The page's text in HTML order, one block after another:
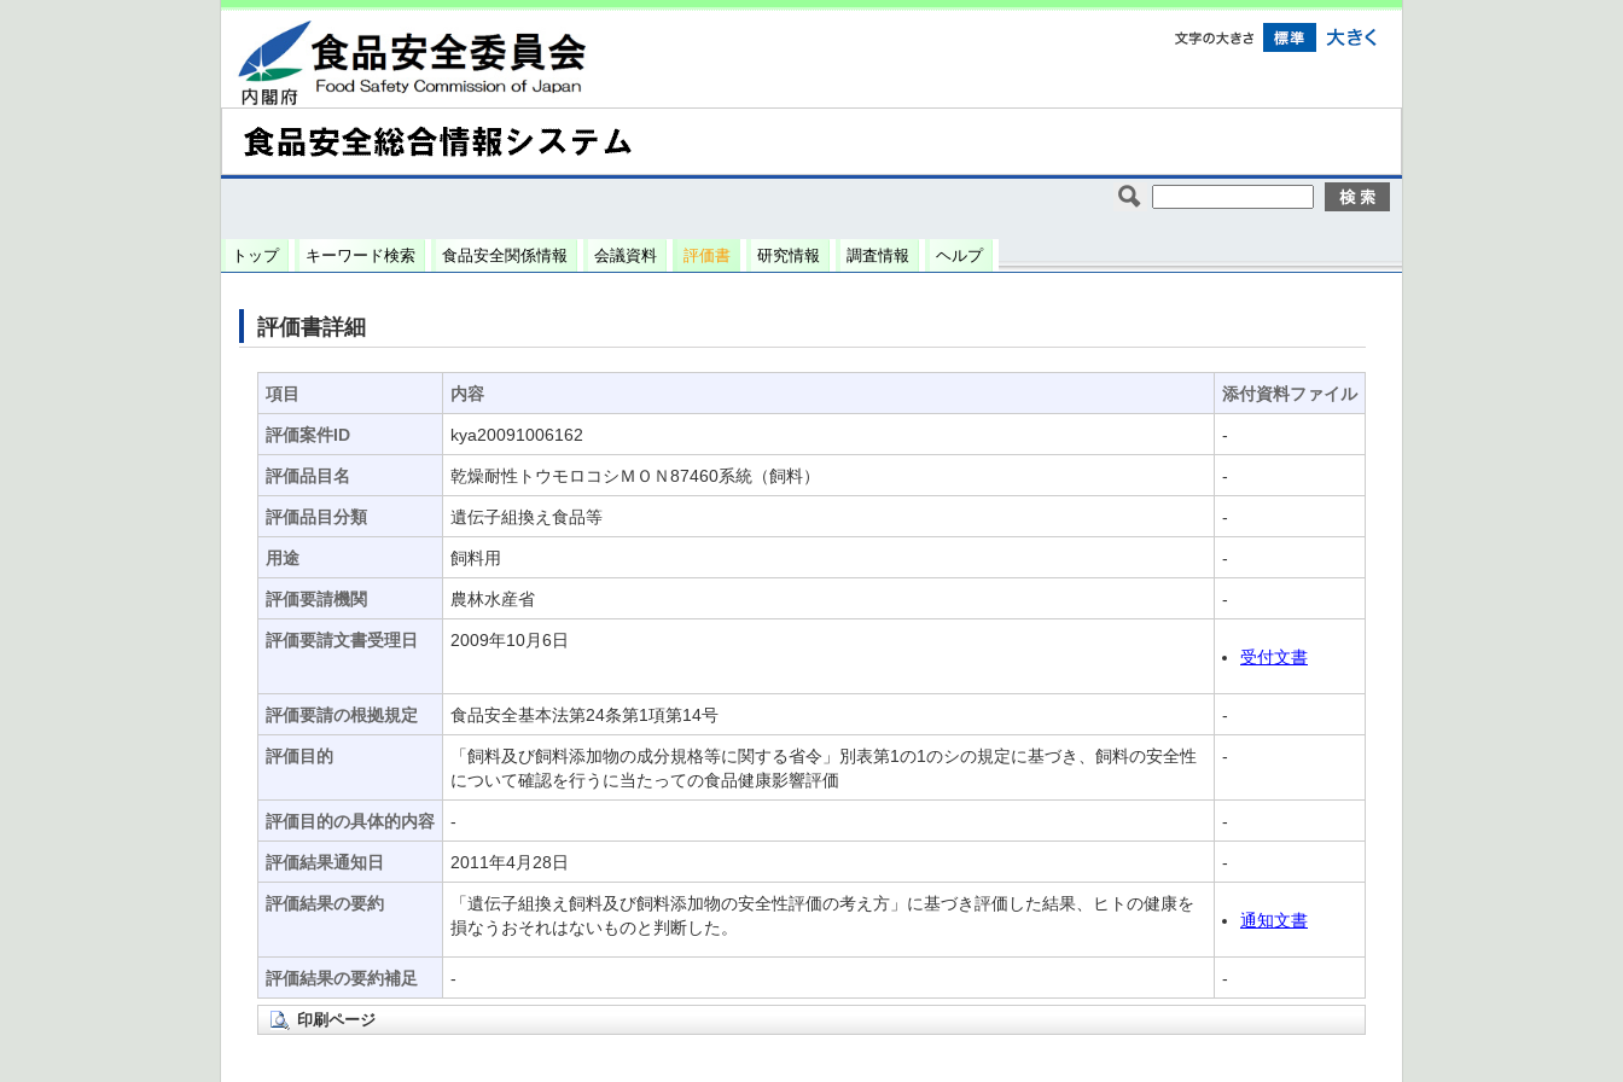
トップ キーワード検索 食品安全関係情報 会議資料 評価書 研究情報 調査情報 ヘルプ
評価書詳細
項目 内容 添付資料ファイル
評価案件ID kya20091006162 -
評価品目名 乾燥耐性トウモロコシＭＯＮ87460系統（飼料） -
評価品目分類 遺伝子組換え食品等 -
用途 飼料用 -
評価要請機関 農林水産省 -
評価要請文書受理日
2009年10月6日
受付文書
評価要請の根拠規定 食品安全基本法第24条第1項第14号 -
評価目的
「飼料及び飼料添加物の成分規格等に関する省令」別表第1の1のシの規定に基づき、飼料の安全性
について確認を行うに当たっての食品健康影響評価
-
評価目的の具体的内容 - -
評価結果通知日 2011年4月28日 -
評価結果の要約
「遺伝子組換え飼料及び飼料添加物の安全性評価の考え方」に基づき評価した結果、ヒトの健康を
損なうおそれはないものと判断した。
通知文書
評価結果の要約補足 - -
印刷ページ